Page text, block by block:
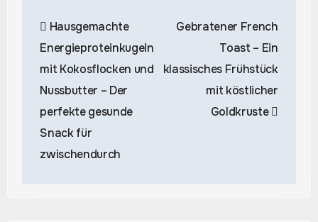
Hausgemachte
Energieproteinkugeln
mit Kokosflocken und
Nussbutter – Der
perfekte gesunde
Snack für
zwischendurch
Gebratener French
Toast – Ein
klassisches Frühstück
mit köstlicher
Goldkruste